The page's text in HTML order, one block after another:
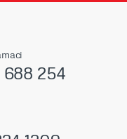
688 254